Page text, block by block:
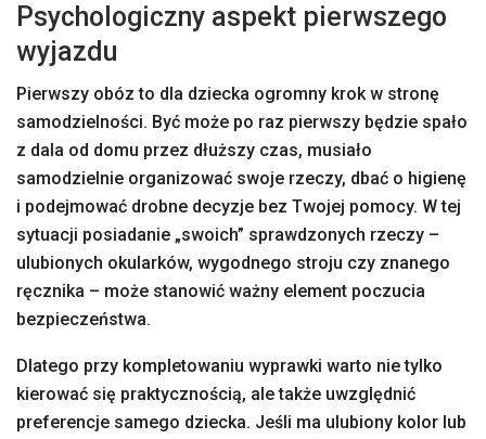
Psychologiczny aspekt pierwszego
wyjazdu
Pierwszy obóz to dla dziecka ogromny krok w stronę
samodzielności. Być może po raz pierwszy będzie spało
z dala od domu przez dłuższy czas, musiało
samodzielnie organizować swoje rzeczy, dbać o higienę
i podejmować drobne decyzje bez Twojej pomocy. W tej
sytuacji posiadanie „swoich” sprawdzonych rzeczy –
ulubionych okularków, wygodnego stroju czy znanego
ręcznika – może stanowić ważny element poczucia
bezpieczeństwa.
Dlatego przy kompletowaniu wyprawki warto nie tylko
kierować się praktycznością, ale także uwzględnić
preferencje samego dziecka. Jeśli ma ulubiony kolor lub